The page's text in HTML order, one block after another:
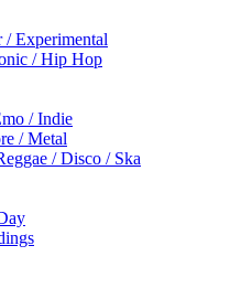
/ Experimental
/ Hip Hop
/ Indie
/ Metal
/ Disco / Ska